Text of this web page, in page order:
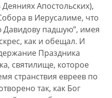
Апостольских),
в Иерусалиме, что
Давидову падшую”, имея
как и обещал. И
Праздника
святилище, которое
странствия евреев по
так, как Бог